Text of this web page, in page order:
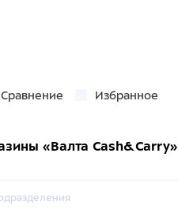
Сравнение Избранное
«Валта Cash&Carry»